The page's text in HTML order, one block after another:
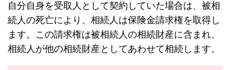
自分自身を受取人として契約していた場合は、被相
続人の死亡により、相続人は保険金請求権を取得し
ます。この請求権は被相続人の相続財産に含まれ、
相続人が他の相続財産としてあわせて相続します。